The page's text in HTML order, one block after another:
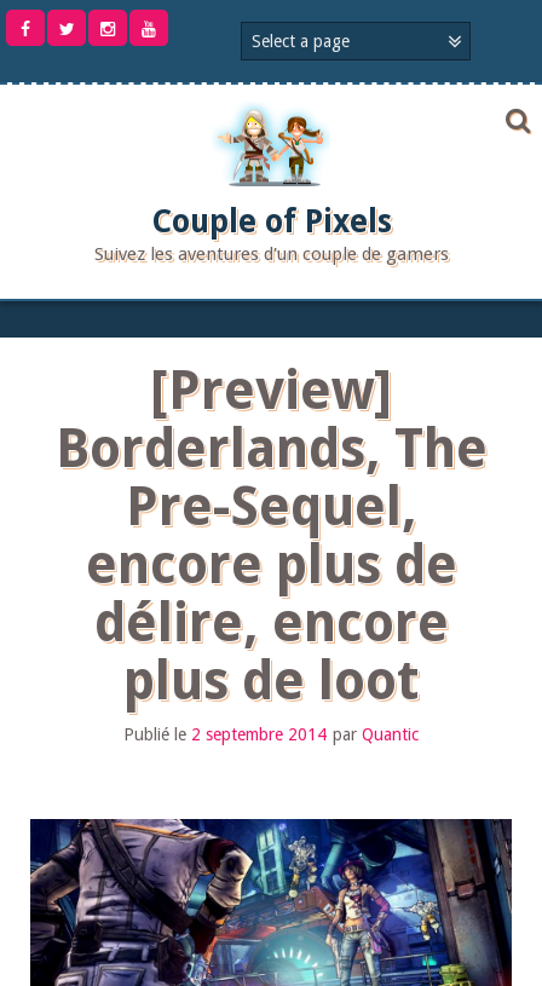
Aller
Couple of Pixels
Suivez les aventures d'un couple de gamers
[Preview]
Borderlands, The
Pre-Sequel,
encore plus de
délire, encore
plus de loot
Publié le 2 septembre 2014 par Quantic